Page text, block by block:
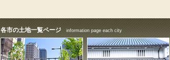
各市の土地一覧ページ information page each city